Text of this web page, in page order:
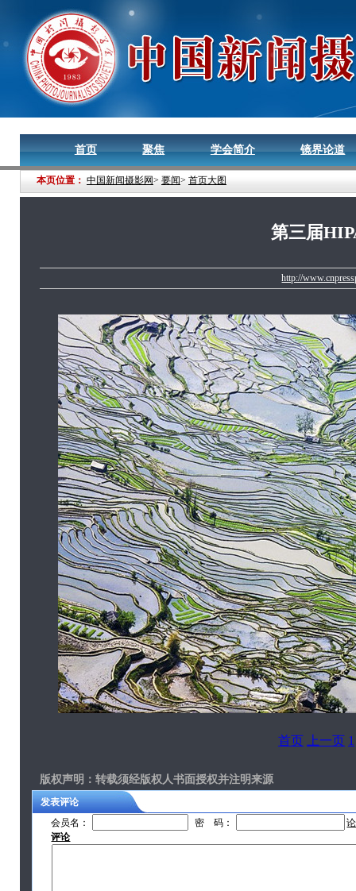
首页 聚焦 学会简介 镜界论道
本页位置： 中国新闻摄影网> 要闻> 首页大图
第三届
http://
首页 上一页 1
版权声明 ：转载须经版权人书面授权并注明来源
发表评论
会员名：
密 码：
评论